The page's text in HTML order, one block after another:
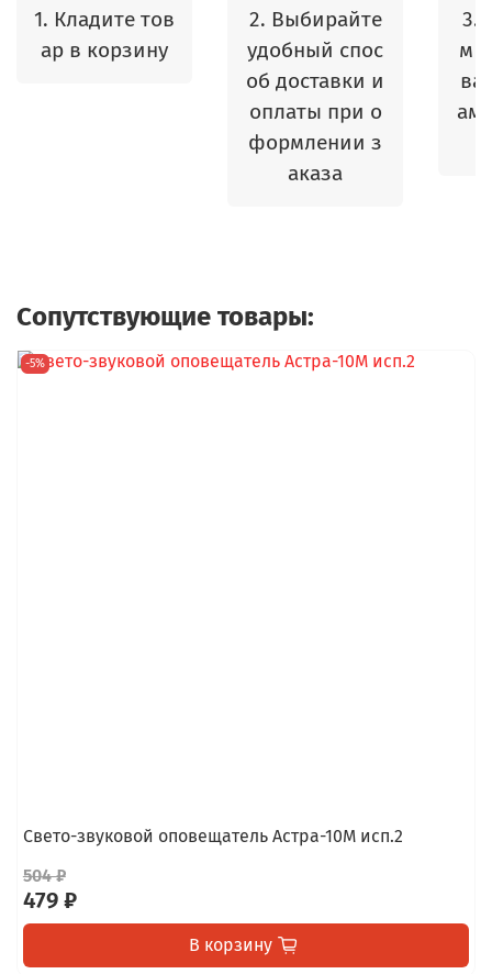
1. Кладите тов
ар в корзину
2. Выбирайте
удобный спос
об доставки и
оплаты при о
формлении з
аказа
3.
м
Сопутствующие товары:
-5%
Свето-звуковой оповещатель Астра-10М исп.2
504 ₽
479 ₽
В корзину